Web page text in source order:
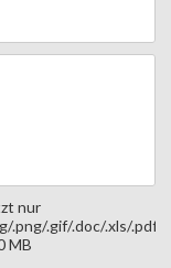
nur
.png/.gif/.doc/.xls/.pdf,
MB